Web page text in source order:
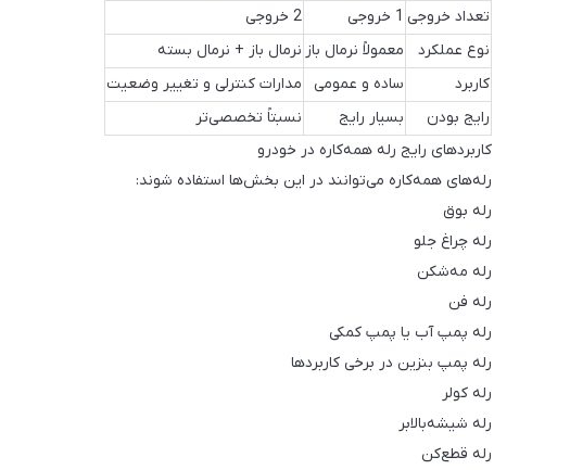
تعداد خروجی 1 خروجی
2 خروجی
نوع عملکرد
معمولاً نرمال باز نرمال باز + نرمال بسته
کاربرد
ساده و عمومی
مدارات کنترلی و تغییر وضعیت
رایج بودن
بسیار رایج
نسبتاً تخصصی‌تر
کاربردهای رایج رله همه‌کاره در خودرو
رله‌های همه‌کاره می‌توانند در این بخش‌ها استفاده شوند:
رله بوق
رله چراغ جلو
رله مه‌شکن
رله فن
رله پمپ آب یا پمپ کمکی
رله پمپ بنزین در برخی کاربردها
رله کولر
رله شیشه‌بالابر
رله قطع‌کن